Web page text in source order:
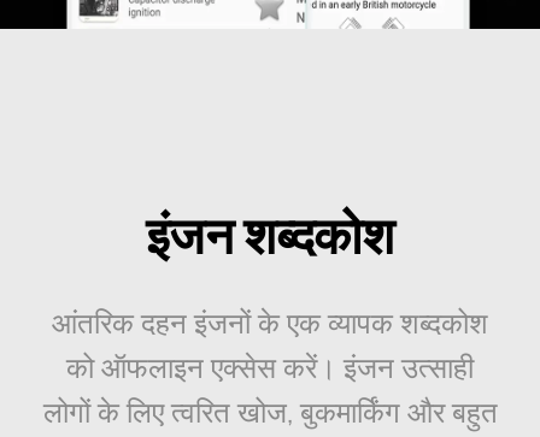
इंजन शब्दकोश
आंतरिक दहन इंजनों के एक व्यापक शब्दकोश
को ऑफलाइन एक्सेस करें। इंजन उत्साही
लोगों के लिए त्वरित खोज, बुकमार्किंग और बहुत